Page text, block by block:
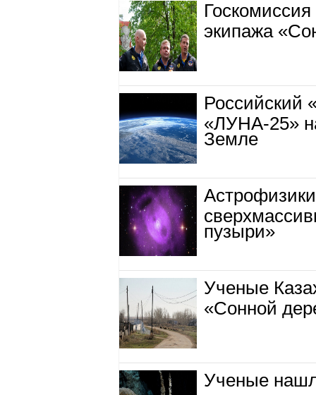
экипажа
Российский
«ЛУНА-25»
Земле
пузыри»
Ученые
«Сонной
Ученые